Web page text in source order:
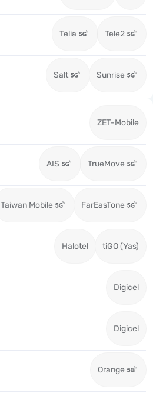
Telia Tele2
Salt Sunrise
ZET-Mobile
AIS TrueMove
Taiwan Mobile FarEasTone
Halotel tiGO (Yas)
Digicel
Digicel
Orange